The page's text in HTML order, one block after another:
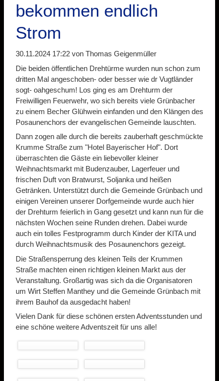
bekommen endlich
Strom
30.11.2024 17:22 von Thomas Geigenmüller
Die beiden öffentlichen Drehtürme wurden nun schon zum
dritten Mal angeschoben- oder besser wie dr Vugtländer
sogt- oahgeschum! Los ging es am Drehturm der
Freiwilligen Feuerwehr, wo sich bereits viele Grünbacher
zu einem Becher Glühwein einfanden und den Klängen des
Posaunenchors der evangelischen Gemeinde lauschten.
Dann zogen alle durch die bereits zauberhaft geschmückte
Krumme Straße zum "Hotel Bayerischer Hof". Dort
überraschten die Gäste ein liebevoller kleiner
Weihnachtsmarkt mit Budenzauber, Lagerfeuer und
frischen Duft von Bratwurst, Soljanka und heißen
Getränken. Unterstützt durch die Gemeinde Grünbach und
einigen Vereinen unserer Dorfgemeinde wurde auch hier
der Drehturm feierlich in Gang gesetzt und kann nun für die
nächsten Wochen seine Runden drehen. Dabei wurde
auch ein tolles Festprogramm durch Kinder der KITA und
durch Weihnachtsmusik des Posaunenchors gezeigt.
Die Straßensperrung des kleinen Teils der Krummen
Straße machten einen richtigen kleinen Markt aus der
Veranstaltung. Großartig was sich da die Organisatoren
um Wirt Steffen Manthey und die Gemeinde Grünbach mit
ihrem Bauhof da ausgedacht haben!
Vielen Dank für diese schönen ersten Adventsstunden und
eine schöne weitere Adventszeit für uns alle!